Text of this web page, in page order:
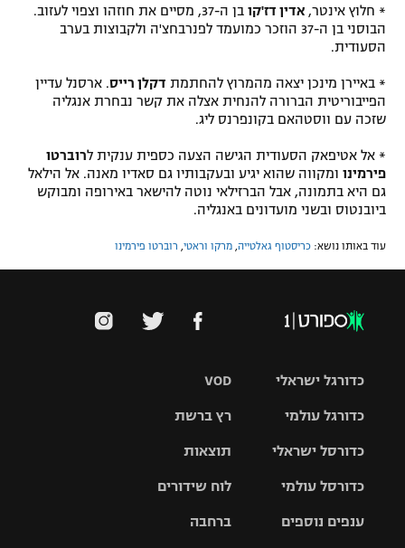
* חלוץ אינטר, אדין דז'קו
בן ה-37, מסיים את חוזהו וצפוי לעזוב.
הבוסני בן ה-37 הוזכר כמועמד לפנרבחצ'ה ולקבוצות בערב
הסעודית.
* באיירן מינכן יצאה מהמרוץ להחתמת דקלן רייס. ארסנל עדיין
הפייבוריטית הברורה להנחית אצלה את קשר נבחרת אנגליה
שזכה עם ווסטהאם בקונפרנס ליג.
* אל אטיפאק הסעודית הגישה הצעה כספית ענקית לרוברטו
פירמינו ומקווה שהוא יגיע ובעקבותיו גם סאדיו מאנה. אל הילאל
גם היא בתמונה, אבל הברזילאי נוטה להישאר באירופה ומבוקש
ביובנטוס ובשני מועדונים באנגליה.
עוד באותו נושא: כריסטוף גאלטייה מרקו וראטי רוברטו פירמינו
VOD
רץ ברשת
תוצאות
לוח שידורים
ברחבה
כדורגל ישראלי
גביע הטוטו
כדורגל עולמי
האלופות
ליגה
כדורסל ישראלי
סל
כדורסל עולמי
ענפים נוספים